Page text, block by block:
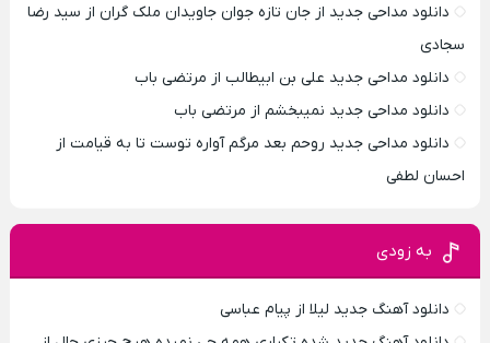
دانلود مداحی جدید از جان تازه جوان جاویدان ملک گران از سید رضا
سجادی
دانلود مداحی جدید علی بن ابیطالب از مرتضی باب
دانلود مداحی جدید نمیبخشم از مرتضی باب
دانلود مداحی جدید روحم بعد مرگم آواره توست تا به قیامت از
احسان لطفی
به زودی
دانلود آهنگ جدید لیلا از پیام عباسی